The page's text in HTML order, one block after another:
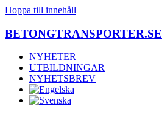
Hoppa till innehåll
BETONGTRANSPORTER.SE
NYHETER
UTBILDNINGAR
NYHETSBREV